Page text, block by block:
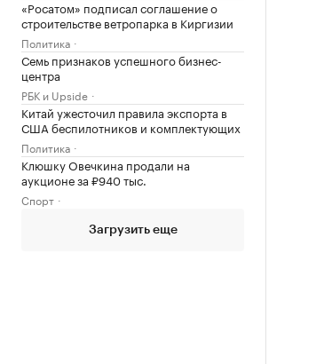
«Росатом» подписал соглашение о
строительстве ветропарка в Киргизии
Политика
Семь признаков успешного бизнес-
центра
РБК и Upside
Китай ужесточил правила экспорта в
США беспилотников и комплектующих
Политика
Клюшку Овечкина продали на
аукционе за ₽940 тыс.
Спорт
Загрузить еще